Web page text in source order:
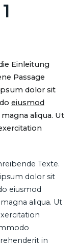
Einleitung
Passage
dolor sit
eiusmod
aliqua. Ut
Texte.
dolor sit
eiusmod
aliqua. Ut
in